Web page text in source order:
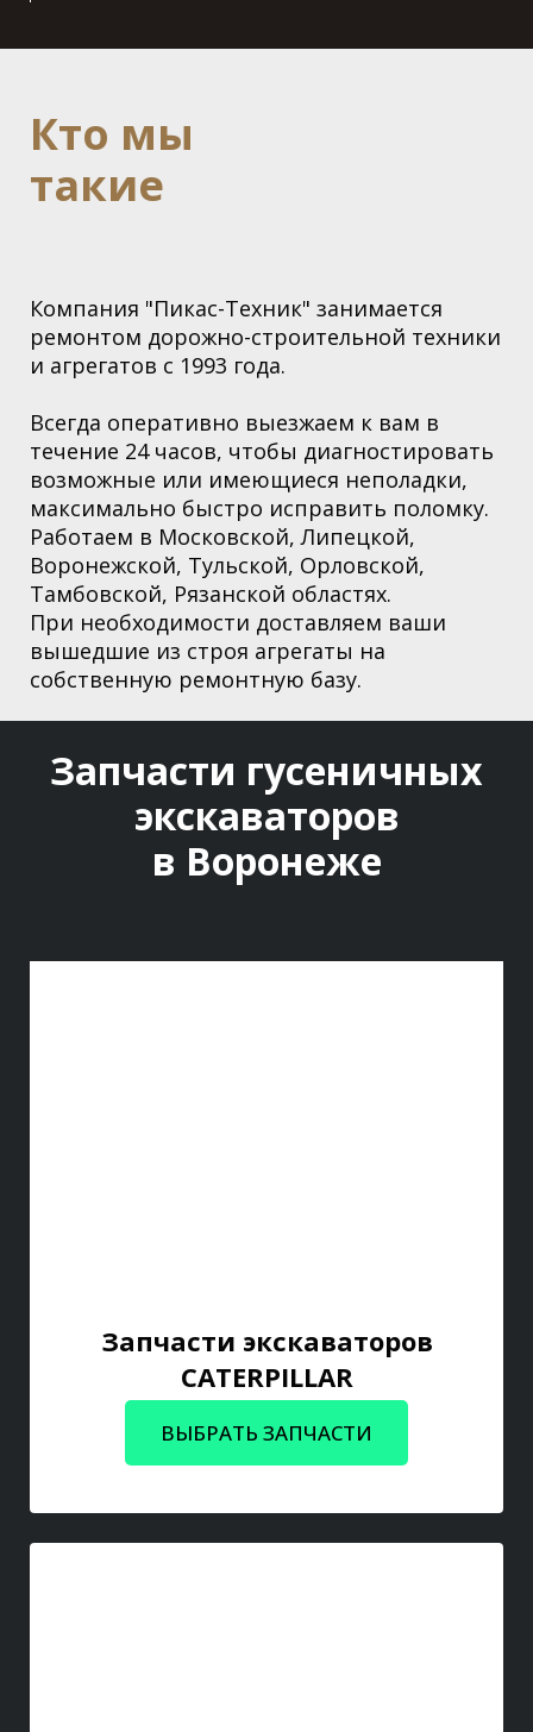
Кто мы
такие
Компания "Пикас-Техник" занимается
ремонтом дорожно-строительной техники
и агрегатов с 1993 года.
Всегда оперативно выезжаем к вам в
течение 24 часов, чтобы диагностировать
возможные или имеющиеся неполадки,
максимально быстро исправить поломку.
Работаем в Московской,Липецкой,
Воронежской, Тульской, Орловской,
Тамбовской, Рязанской областях.
При необходимости доставляем ваши
вышедшие из строя агрегаты на
собственную ремонтную базу.
Запчасти гусеничных
экскаваторов
в Воронеже
Запчасти экскаваторов
CATERPILLAR
ВЫБРАТЬ ЗАПЧАСТИ